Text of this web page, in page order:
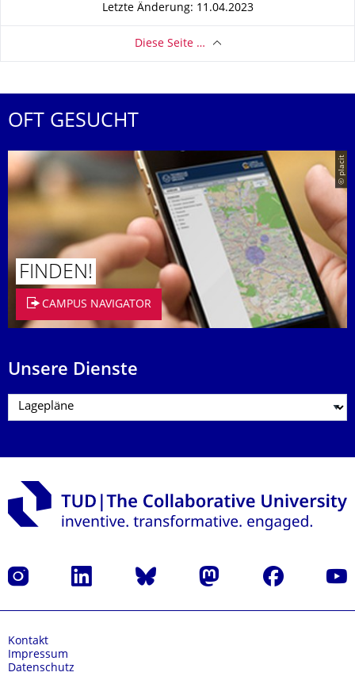
Letzte Änderung: 11.04.2023
Diese Seite …
OFT GESUCHT
© placit
FINDEN!
CAMPUS NAVIGATOR
Unsere Dienste
Instagram LinkedIn Bluesky Mastodon Facebook
Kontakt
Impressum
Datenschutz